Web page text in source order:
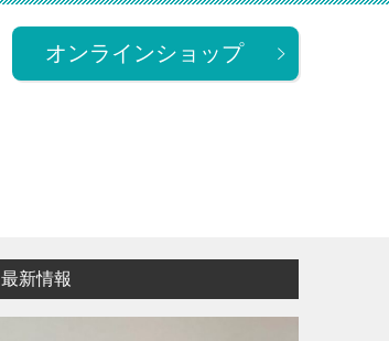
オンラインショップ
最新情報